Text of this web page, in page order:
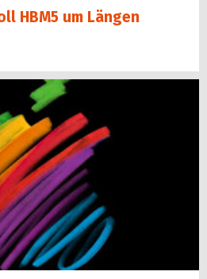
HBM5 um Längen